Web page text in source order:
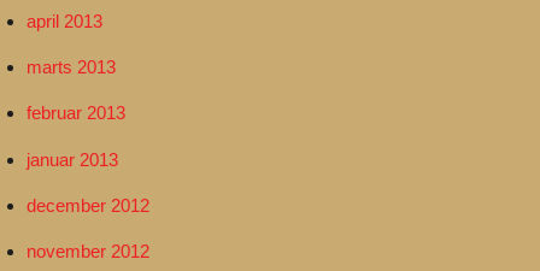
april 2013
marts 2013
februar 2013
januar 2013
december 2012
november 2012